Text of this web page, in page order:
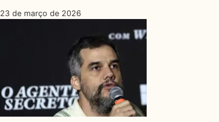
23 de março de 2026